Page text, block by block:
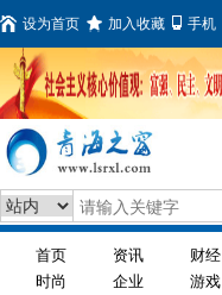
设为首页 加入收藏 手机
首页 资讯 财经
时尚
企业 游戏